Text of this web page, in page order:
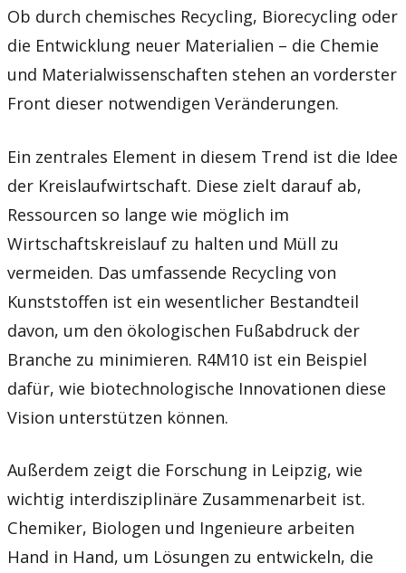
Ob durch chemisches Recycling, Biorecycling oder
die Entwicklung neuer Materialien – die Chemie
und Materialwissenschaften stehen an vorderster
Front dieser notwendigen Veränderungen.
Ein zentrales Element in diesem Trend ist die Idee
der Kreislaufwirtschaft. Diese zielt darauf ab,
Ressourcen so lange wie möglich im
Wirtschaftskreislauf zu halten und Müll zu
vermeiden. Das umfassende Recycling von
Kunststoffen ist ein wesentlicher Bestandteil
davon, um den ökologischen Fußabdruck der
Branche zu minimieren. R4M10 ist ein Beispiel
dafür, wie biotechnologische Innovationen diese
Vision unterstützen können.
Außerdem zeigt die Forschung in Leipzig, wie
wichtig interdisziplinäre Zusammenarbeit ist.
Chemiker, Biologen und Ingenieure arbeiten
Hand in Hand, um Lösungen zu entwickeln, die